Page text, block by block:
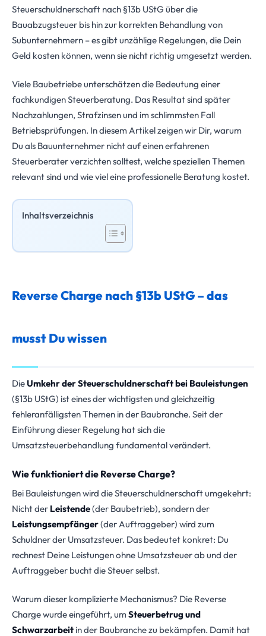
Steuerschuldnerschaft nach §13b UStG über die
Bauabzugsteuer bis hin zur korrekten Behandlung von
Subunternehmern – es gibt unzählige Regelungen, die Dein
Geld kosten können, wenn sie nicht richtig umgesetzt werden.
Viele Baubetriebe unterschätzen die Bedeutung einer
fachkundigen Steuerberatung. Das Resultat sind später
Nachzahlungen, Strafzinsen und im schlimmsten Fall
Betriebsprüfungen. In diesem Artikel zeigen wir Dir, warum
Du als Bauunternehmer nicht auf einen erfahrenen
Steuerberater verzichten solltest, welche speziellen Themen
relevant sind und wie viel eine professionelle Beratung kostet.
Inhaltsverzeichnis
Reverse Charge nach §13b UStG – das
musst Du wissen
DieUmkehr der Steuerschuldnerschaft bei Bauleistungen
(§13b UStG) ist eines der wichtigsten und gleichzeitig
fehleranfälligsten Themen in der Baubranche. Seit der
Einführung dieser Regelung hat sich die
Umsatzsteuerbehandlung fundamental verändert.
Wie funktioniert die Reverse Charge?
Bei Bauleistungen wird die Steuerschuldnerschaft umgekehrt:
Nicht der Leistende(der Baubetrieb), sondern der
Leistungsempfänger(der Auftraggeber) wird zum
Schuldner der Umsatzsteuer. Das bedeutet konkret: Du
rechnest Deine Leistungen ohne Umsatzsteuer ab und der
Auftraggeber bucht die Steuer selbst.
Warum dieser komplizierte Mechanismus? Die Reverse
Charge wurde eingeführt, umSteuerbetrug und
Schwarzarbeit in der Baubranche zu bekämpfen. Damit hat